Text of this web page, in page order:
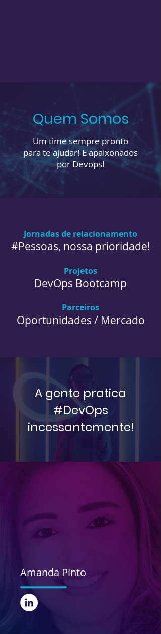
Um time sempre pronto
para te ajudar! E apaixonados
por Devops!
Quem Somos
Jornadas de relacionamento
#Pessoas, nossa prioridade!
Projetos
DevOps Bootcamp
Parceiros
Oportunidades / Mercado
A gente pratica
#DevOps
incessantemente!
Amanda Pinto